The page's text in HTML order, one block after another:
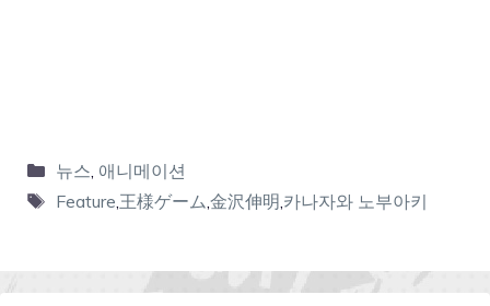
뉴스 애니메이션
Feature 王様ゲーム 金沢伸明 카나자와 노부아키